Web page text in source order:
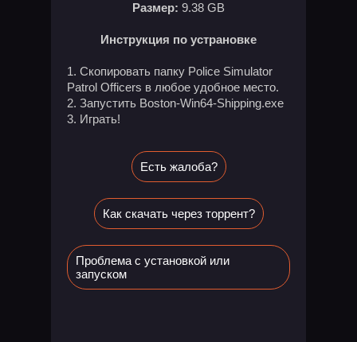
Размер: 9.38 GB
Инструкция по устрановке
Скопировать папку Police Simulator
Patrol Officers в любое удобное место.
Запустить Boston-Win64-Shipping.exe
Играть!
Есть жалоба?
Как скачать через торрент?
Проблема с установкой или
запуском